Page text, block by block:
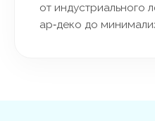
от индустриального
ар‑деко до